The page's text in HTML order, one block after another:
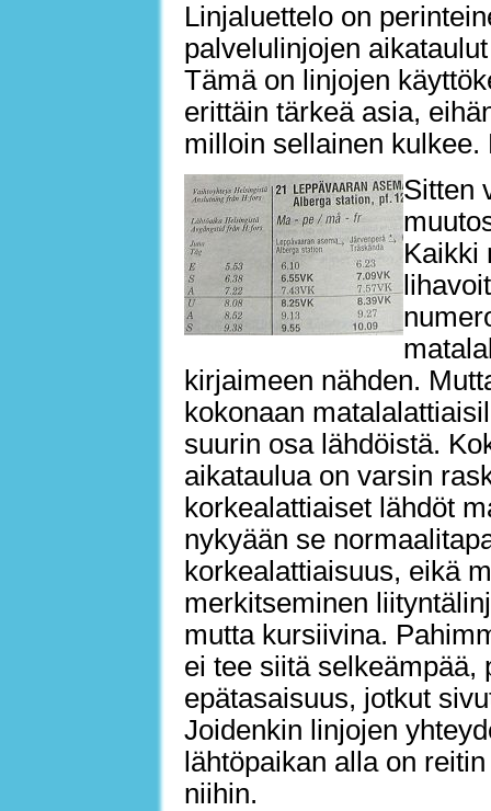
Linjaluettelo on
palvelulinjojen
Tämä on linjojen
erittäin tärkeä asia,
milloin sellainen
Sitten
Kaikki
kirjaimeen nähden.
kokonaan
suurin osa lähdöistä.
aikataulua on varsin
korkealattiaiset lähdöt
nykyään se
korkealattiaisuus, eikä
merkitseminen
mutta kursiivina.
ei tee siitä selkeämpää,
epätasaisuus, jotkut
Joidenkin linjojen
lähtöpaikan alla on
niihin.